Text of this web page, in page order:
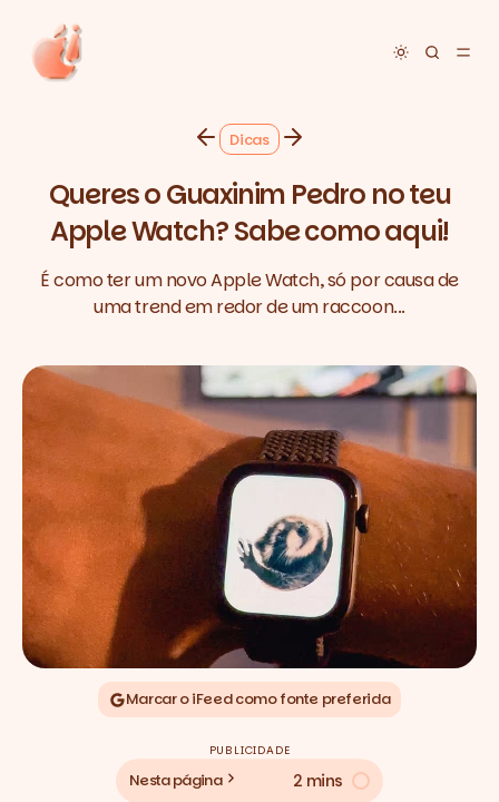
Toggle
Dicas
Queres o Guaxinim Pedro no teu
Apple Watch? Sabe como aqui!
É como ter um novo Apple Watch, só por causa de
uma trend em redor de um raccoon...
Marcar o iFeed como fonte preferida
PUBLICIDADE
Nesta página 2 mins